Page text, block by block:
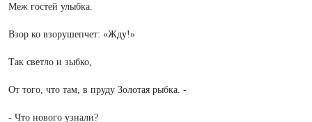
Меж гостей улыбка.
Взор ко взорушепчет: «Жду!»
Так светло и зыбко,
От того, что там, в пруду Золотая рыбка. -
- Что нового узнали?